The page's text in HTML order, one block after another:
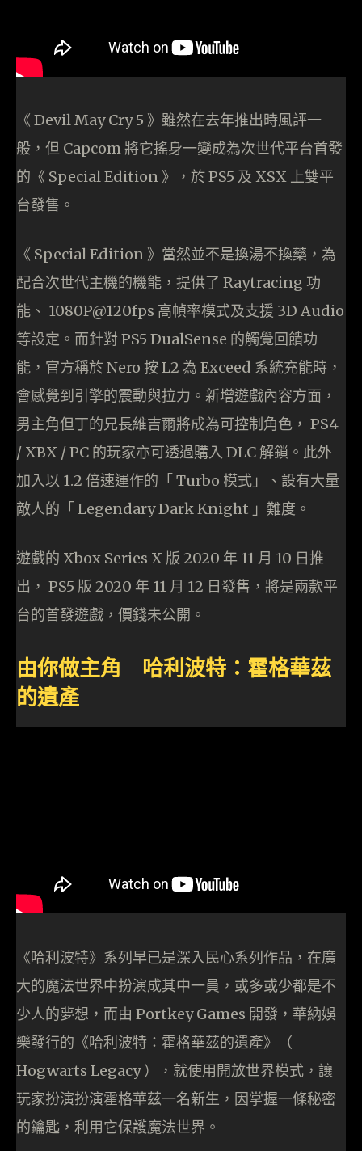
《 Devil May Cry 5 》雖然在去年推出時風評一
般，但 Capcom 將它搖身一變成為次世代平台首發
的《 Special Edition 》，於 PS5 及 XSX 上雙平
台發售。
《 Special Edition 》當然並不是換湯不換藥，為
配合次世代主機的機能，提供了 Raytracing 功
能、 1080P@120fps 高幀率模式及支援 3D Audio
等設定。而針對 PS5 DualSense 的觸覺回饋功
能，官方稱於 Nero 按 L2 為 Exceed 系統充能時，
會感覺到引擎的震動與拉力。新增遊戲內容方面，
男主角但丁的兄長維吉爾將成為可控制角色， PS4
/ XBX / PC 的玩家亦可透過購入 DLC 解鎖。此外
加入以 1.2 倍速運作的「 Turbo 模式」、設有大量
敵人的「 Legendary Dark Knight 」難度。
遊戲的 Xbox Series X 版 2020 年 11 月 10 日推
出， PS5 版 2020 年 11 月 12 日發售，將是兩款平
台的首發遊戲，價錢未公開。
由你做主角 哈利波特：霍格華茲
的遺產
《哈利波特》系列早已是深入民心系列作品，在廣
大的魔法世界中扮演成其中一員，或多或少都是不
少人的夢想，而由 Portkey Games 開發，華納娛
樂發行的《哈利波特：霍格華茲的遺產》（
Hogwarts Legacy ），就使用開放世界模式，讓
玩家扮演扮演霍格華茲一名新生，因掌握一條秘密
的鑰匙，利用它保護魔法世界。